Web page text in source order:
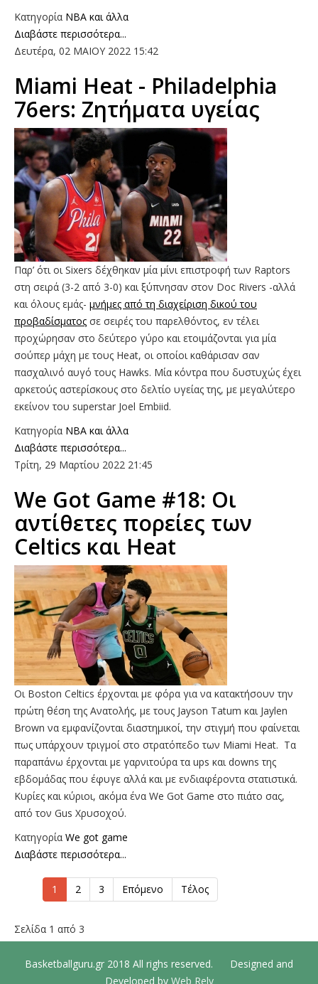
Κατηγορία NBA και άλλα
Διαβάστε περισσότερα...
Δευτέρα, 02 ΜΑΙΟΥ 2022 15:42
Miami Heat - Philadelphia
76ers: Ζητήματα υγείας
Παρ’ ότι οι Sixers δέχθηκαν μία μίνι επιστροφή των Raptors
στη σειρά (3-2 από 3-0) και ξύπνησαν στον Doc Rivers -αλλά
και όλους εμάς- μνήμες από τη διαχείριση δικού του
προβαδίσματος σε σειρές του παρελθόντος, εν τέλει
προχώρησαν στο δεύτερο γύρο και ετοιμάζονται για μία
σούπερ μάχη με τους Heat, οι οποίοι καθάρισαν σαν
πασχαλινό αυγό τους Hawks. Μία κόντρα που δυστυχώς έχει
αρκετούς αστερίσκους στο δελτίο υγείας της, με μεγαλύτερο
εκείνον του superstar Joel Embiid.
Κατηγορία NBA και άλλα
Διαβάστε περισσότερα...
Τρίτη, 29 Μαρτίου 2022 21:45
We Got Game #18: Οι
αντίθετες πορείες των
Celtics και Heat
Οι Boston Celtics έρχονται με φόρα για να κατακτήσουν την
πρώτη θέση της Ανατολής, με τους Jayson Tatum και Jaylen
Brown να εμφανίζονται διαστημικοί, την στιγμή που φαίνεται
πως υπάρχουν τριγμοί στο στρατόπεδο των Miami Heat. Τα
παραπάνω έρχονται με γαρνιτούρα τα ups και downs της
εβδομάδας που έφυγε αλλά και με ενδιαφέροντα στατιστικά.
Κυρίες και κύριοι, ακόμα ένα We Got Game στο πιάτο σας,
από τον Gus Χρυσοχού.
Κατηγορία We got game
Διαβάστε περισσότερα...
1 2 3 Επόμενο Τέλος
Σελίδα 1 από 3
Basketballguru.gr 2018 All righs reserved. Designed and
Developed by Web Rely